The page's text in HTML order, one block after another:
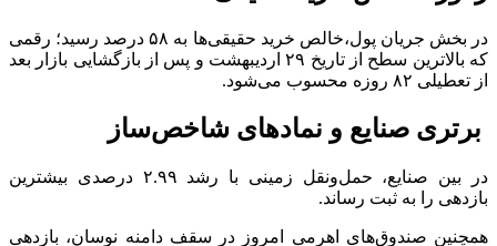
در بخش جریان پول،خالص خرید حقیقی‌ها به ۵۸ درصد رسید؛ رقمی
که بالاترین سطح از تاریخ ۲۹ اردیبهشت و پس از بازگشایی بازار بعد
از تعطیلی ۸۲ روزه محسوب می‌شود.
برتری صنایع و نماد‌های شاخص‌ساز
در بین صنایع، حمل‌ونقل زمینی با رشد ۲.۹۹ درصدی بیشترین
بازدهی را به ثبت رساند.
همچنین صندوق‌های اهرمی امروز در سقف دامنه نوسان، بازدهی